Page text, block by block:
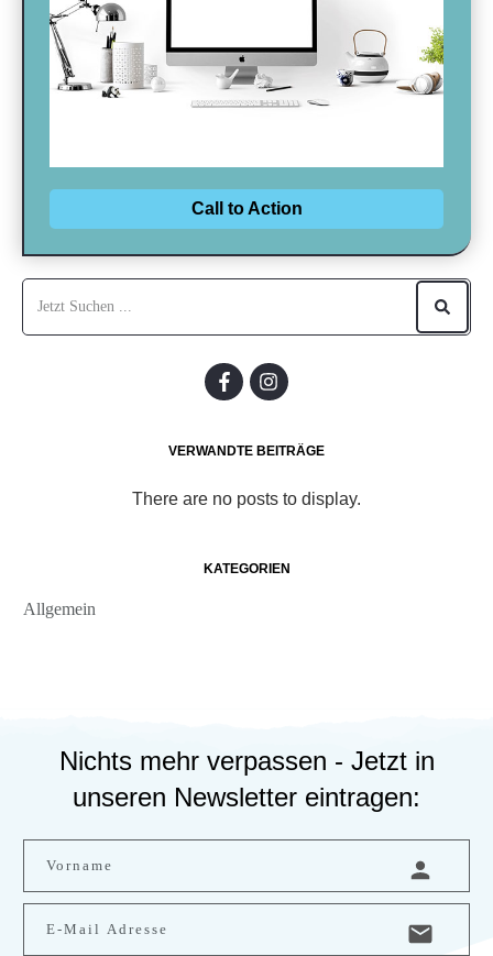
Call to Action
VERWANDTE BEITRÄGE
KATEGORIEN
Allgemein
Nichts mehr verpassen - Jetzt in
unseren Newsletter eintragen: